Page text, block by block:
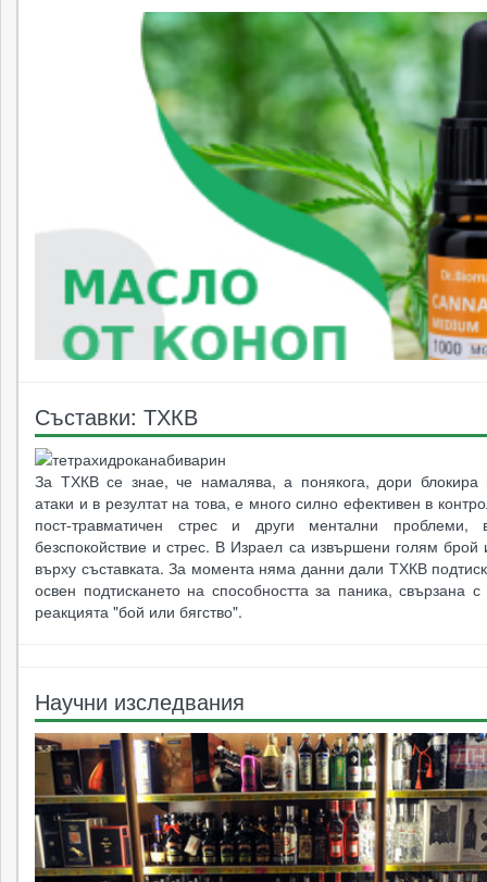
Съставки: ТХКВ
За ТХКВ се знае, че намалява, а понякога, дори блокира
атаки и в резултат на това, е много силно ефективен в
пост-травматичен стрес и други ментални проблеми,
безспокойствие и стрес. В Израел са извършени голям брой
върху съставката. За момента няма данни дали ТХКВ
освен подтискането на способността за паника, свързана
реакцията "бой или бягство".
Научни изследвания